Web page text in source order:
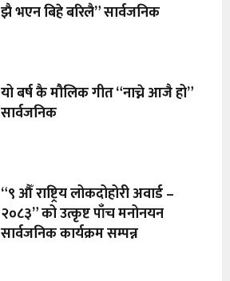
झै भएन बिहे बरिलै” सार्वजनिक
यो बर्ष कै मौलिक गीत “नाच्ने आजै हो”
सार्वजनिक
“९ औँ राष्ट्रिय लोकदोहोरी अवार्ड –
२०८३” को उत्कृष्ट पाँच मनोनयन
सार्वजनिक कार्यक्रम सम्पन्न